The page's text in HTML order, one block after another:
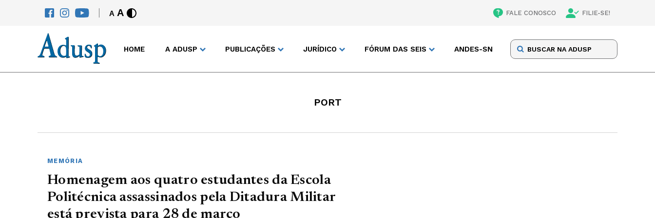
A A FALE CONOSCO FILIE-SE!
HOME A ADUSP PUBLICAÇÕES JURÍDICO FÓRUM DAS SEIS ANDES-SN
PORT
MEMÓRIA
Homenagem aos quatro estudantes da Escola
Politécnica assassinados pela Ditadura Militar
está prevista para 28 de março